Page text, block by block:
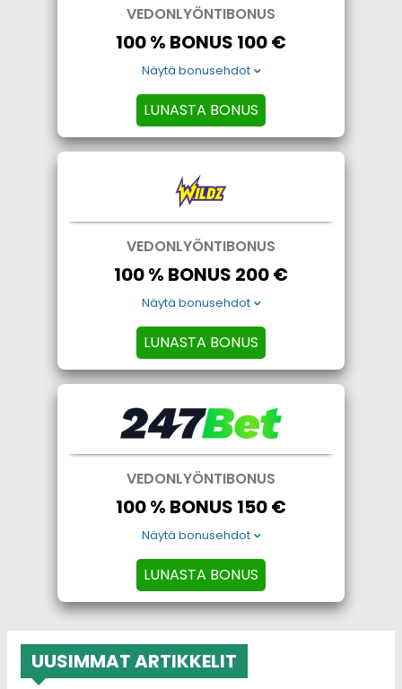
VEDONLYÖNTIBONUS
100 % BONUS 100 €
Näytä bonusehdot
LUNASTA BONUS
VEDONLYÖNTIBONUS
100 % BONUS 200 €
Näytä bonusehdot
LUNASTA BONUS
VEDONLYÖNTIBONUS
100 % BONUS 150 €
Näytä bonusehdot
LUNASTA BONUS
UUSIMMAT ARTIKKELIT